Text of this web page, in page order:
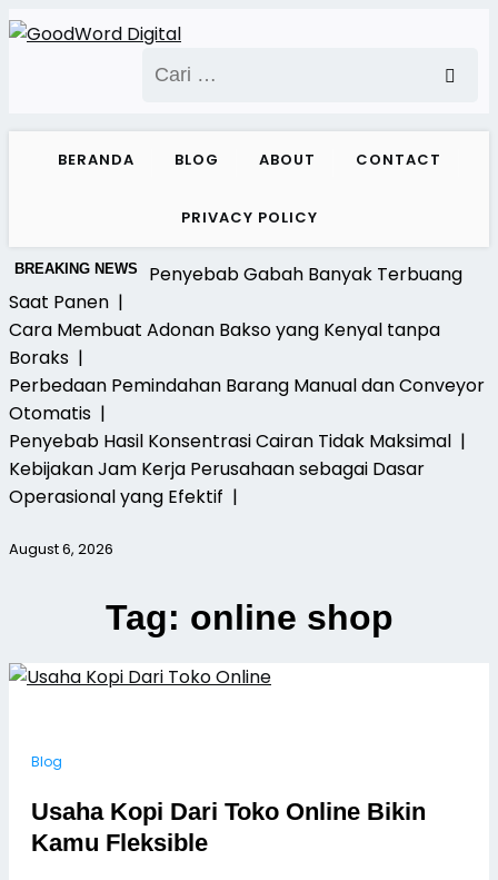
Skip
untuk:
BERANDA BLOG ABOUT CONTACT
PRIVACY POLICY
BREAKING NEWS
Penyebab Gabah Banyak Terbuang
Saat Panen |
Cara Membuat Adonan Bakso yang Kenyal tanpa
Boraks |
Perbedaan Pemindahan Barang Manual dan Conveyor
Otomatis |
Penyebab Hasil Konsentrasi Cairan Tidak Maksimal |
Kebijakan Jam Kerja Perusahaan sebagai Dasar
Operasional yang Efektif |
August 6, 2026
Tag: online shop
Blog
Usaha Kopi Dari Toko Online Bikin
Kamu Fleksible